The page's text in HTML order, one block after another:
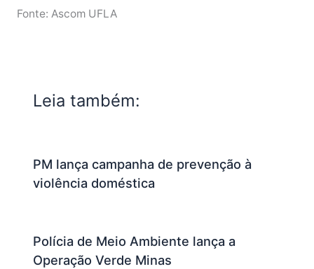
Fonte: Ascom UFLA
Leia também:
PM lança campanha de prevenção à
violência doméstica
Polícia de Meio Ambiente lança a
Operação Verde Minas